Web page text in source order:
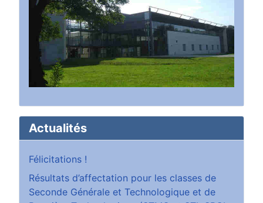
Actualités
Félicitations !
Résultats d’affectation pour les classes de
Seconde Générale et Technologique et de